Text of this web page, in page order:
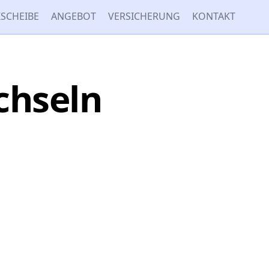
ANGEBOT VERSICHERUNG KONTAKT